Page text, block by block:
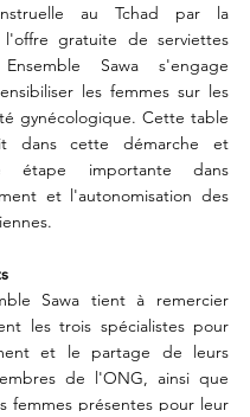
au Tchad par la
gratuite de serviettes
Ensemble Sawa s'engage
les femmes sur les
gynécologique. Cette table
dans cette démarche et
étape importante dans
et l'autonomisation des
Sawa tient à remercier
les trois spécialistes pour
et le partage de leurs
de l'ONG, ainsi que
femmes présentes pour leur